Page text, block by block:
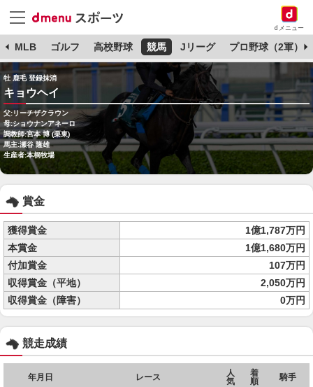
dメニュー
MLB ゴルフ 高校野球 競馬 Jリーグ プロ野球（2軍）
牡 鹿毛 登録抹消
キョウヘイ
父:リーチザクラウン
母:ショウナンアネーロ
調教師:宮本 博 (栗東)
馬主:瀬谷 隆雄
生産者:本桐牧場
賞金
獲得賞金
1億1,787万円
本賞金
1億1,680万円
付加賞金
107万円
収得賞金（平地）
2,050万円
収得賞金（障害）
0万円
競走成績
年月日 レース
人
気
着
順
騎手